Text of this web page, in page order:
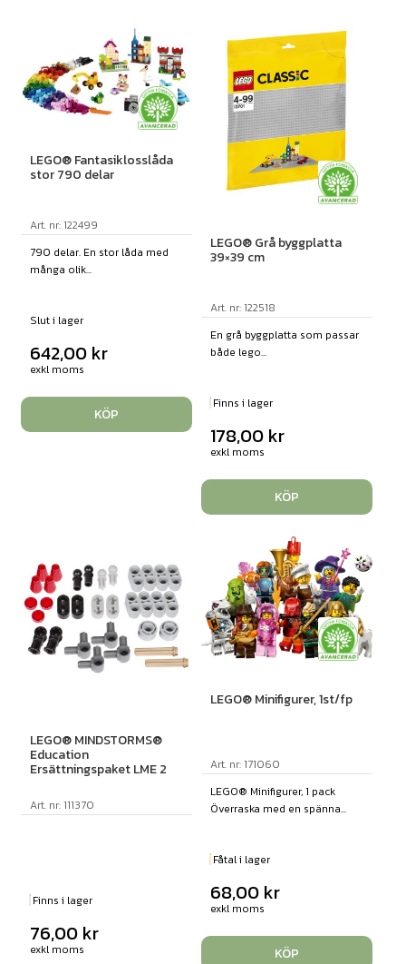
LEGO® Fantasiklosslåda
stor 790 delar
Art. nr: 122499
790 delar. En stor låda med
många olik...
Slut i lager
642,00 kr
exkl moms
KÖP
LEGO® Grå byggplatta
39×39 cm
Art. nr: 122518
En grå byggplatta som passar
både lego...
Finns i lager
178,00 kr
exkl moms
KÖP
LEGO® MINDSTORMS®
Education
Ersättningspaket LME 2
Art. nr: 111370
Finns i lager
76,00 kr
exkl moms
LEGO® Minifigurer, 1st/fp
Art. nr: 171060
LEGO® Minifigurer, 1 pack
Överraska med en spänna...
Fåtal i lager
68,00 kr
exkl moms
KÖP